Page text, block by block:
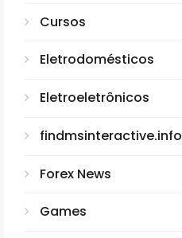
Cursos
Eletrodomésticos
Eletroeletrônicos
findmsinteractive.info
Forex News
Games